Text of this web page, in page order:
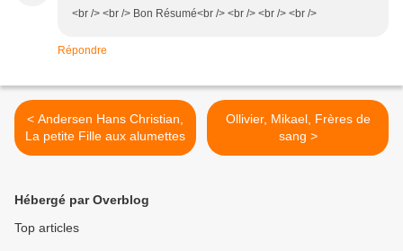
<br /> <br /> Bon Résumé<br /> <br /> <br /> <br />
Répondre
< Andersen Hans Christian,
La petite Fille aux alumettes
Ollivier, Mikael, Frères de
sang >
Hébergé par Overblog
Top articles